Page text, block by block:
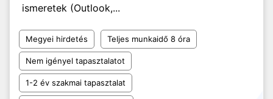
ismeretek (Outlook,...
Megyei hirdetés Teljes munkaidő 8 óra
Nem igényel tapasztalatot
1-2 év szakmai tapasztalat